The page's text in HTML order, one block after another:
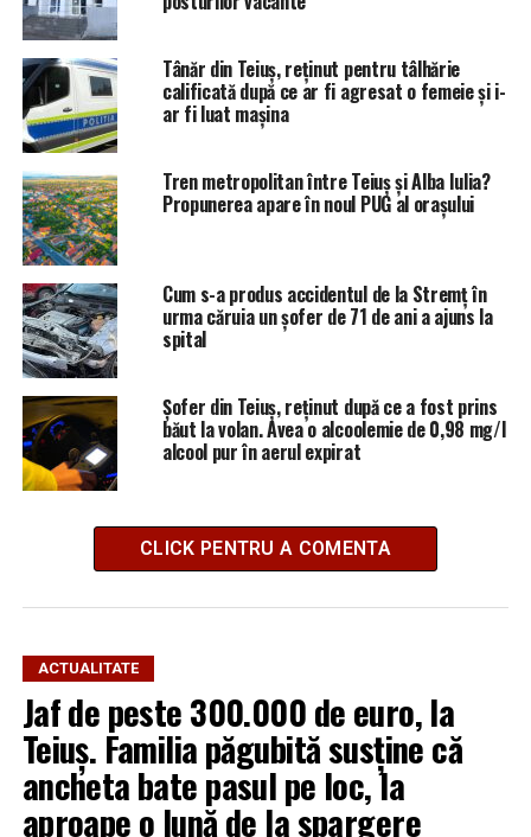
Tânăr din Teiuș, reținut pentru tâlhărie
calificată după ce ar fi agresat o femeie și i-
ar fi luat mașina
Tren metropolitan între Teiuș și Alba Iulia?
Propunerea apare în noul PUG al orașului
Cum s-a produs accidentul de la Stremț în
urma căruia un șofer de 71 de ani a ajuns la
spital
Șofer din Teiuș, reținut după ce a fost prins
băut la volan. Avea o alcoolemie de 0,98 mg/l
alcool pur în aerul expirat
CLICK PENTRU A COMENTA
ACTUALITATE
Jaf de peste 300.000 de euro, la
Teiuș. Familia păgubită susține că
ancheta bate pasul pe loc, la
aproape o lună de la spargere